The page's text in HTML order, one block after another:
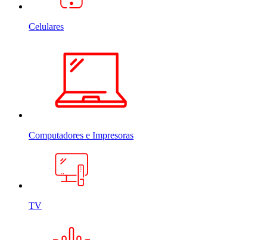
Celulares
Computadores e Impresoras
TV